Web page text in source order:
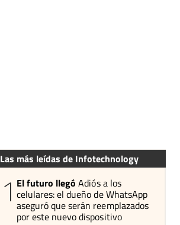
Las más leídas de Infotechnology
1 El futuro llegó Adiós a los
celulares: el dueño de WhatsApp
aseguró que serán reemplazados
por este nuevo dispositivo